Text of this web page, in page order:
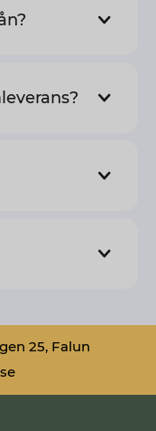
25, Falun